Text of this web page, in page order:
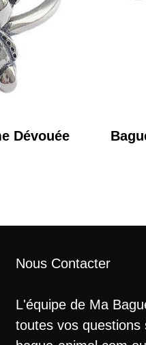
Dévouée
Nous Contacter
L'équipe de Ma
toutes vos questions